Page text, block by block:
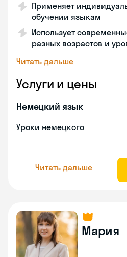
Применяет
обучении языкам
Использует
разных возрастов и
Читать дальше
Услуги и цены
Немецкий язык
Уроки немецкого
Читать дальше
Мария